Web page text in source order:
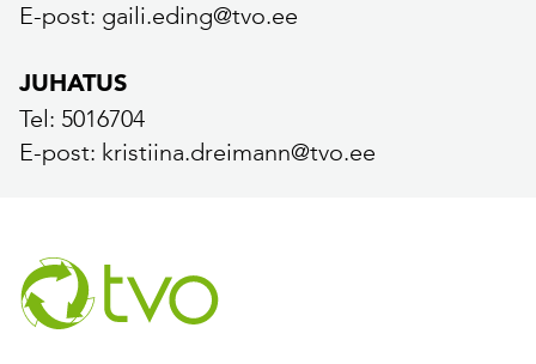
E-post: gaili.eding@tvo.ee
JUHATUS
Tel: 5016704
E-post: kristiina.dreimann@tvo.ee